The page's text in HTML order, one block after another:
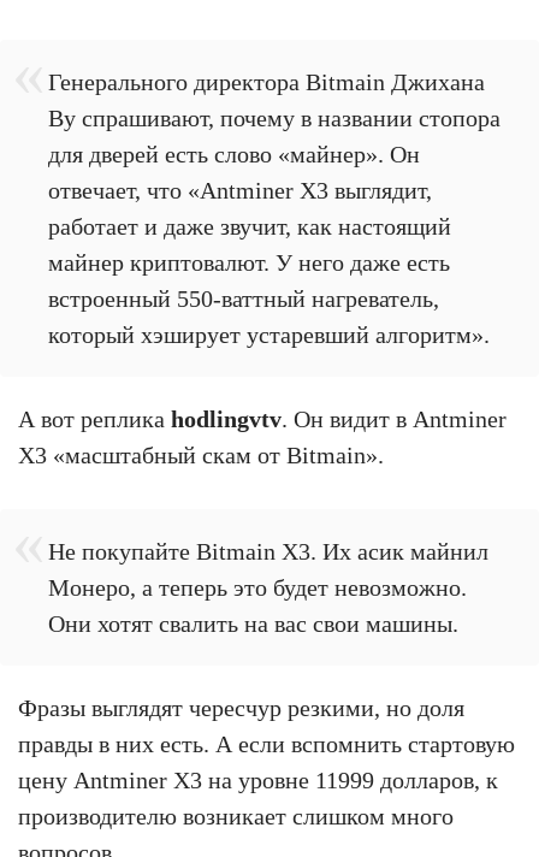
Генерального директора Bitmain Джихана
Ву спрашивают, почему в названии стопора
для дверей есть слово «майнер». Он
отвечает, что «Antminer X3 выглядит,
работает и даже звучит, как настоящий
майнер криптовалют. У него даже есть
встроенный 550-ваттный нагреватель,
который хэширует устаревший алгоритм».
А вот реплика hodlingvtv. Он видит в Antminer
X3 «масштабный скам от Bitmain».
Не покупайте Bitmain X3. Их асик майнил
Монеро, а теперь это будет невозможно.
Они хотят свалить на вас свои машины.
Фразы выглядят чересчур резкими, но доля
правды в них есть. А если вспомнить стартовую
цену Antminer X3 на уровне 11999 долларов, к
производителю возникает слишком много
вопросов.